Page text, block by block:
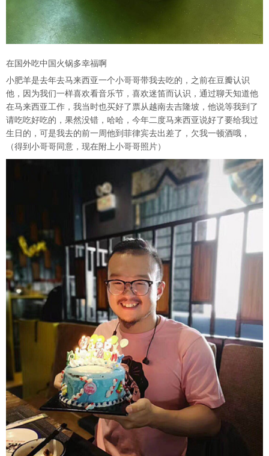
在国外吃中国火锅多幸福啊
小肥羊是去年去马来西亚一个小哥哥带我去吃的，之前在豆瓣认识
他，因为我们一样喜欢看音乐节，喜欢迷笛而认识，通过聊天知道他
在马来西亚工作，我当时也买好了票从越南去吉隆坡，他说等我到了
请吃吃好吃的，果然没错，哈哈，今年二度马来西亚说好了要给我过
生日的，可是我去的前一周他到菲律宾去出差了，欠我一顿酒哦，
（得到小哥哥同意，现在附上小哥哥照片）